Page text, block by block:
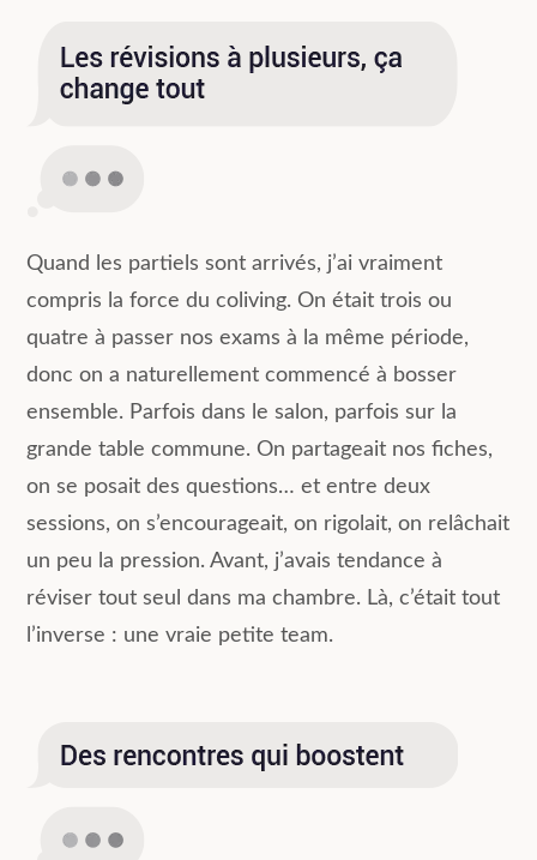
Quand les partiels sont arrivés, j’ai vraiment
compris la force du coliving. On était trois ou
quatre à passer nos exams à la même période,
donc on a naturellement commencé à bosser
ensemble. Parfois dans le salon, parfois sur la
grande table commune. On partageait nos fiches,
on se posait des questions… et entre deux
sessions, on s’encourageait, on rigolait, on relâchait
un peu la pression. Avant, j’avais tendance à
réviser tout seul dans ma chambre. Là, c’était tout
l’inverse : une vraie petite team.